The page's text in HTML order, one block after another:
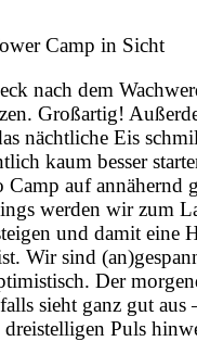
Camp in Sicht
nach dem
Großartig!
nächtliche Eis
kaum besser
Camp auf annähernd
werden wir zum
und damit eine
Wir sind
Der
sieht ganz gut
dreistelligen Puls